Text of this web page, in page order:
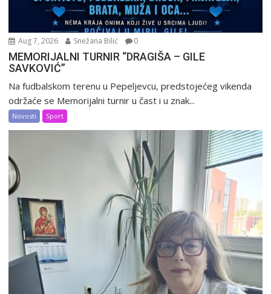
Aug 7, 2026 Snežana Bilić 0
MEMORIJALNI TURNIR “DRAGIŠA – GILE
SAVKOVIĆ”
Na fudbalskom terenu u Pepeljevcu, predstojećeg vikenda
održaće se Memorijalni turnir u čast i u znak...
Novosti Sport